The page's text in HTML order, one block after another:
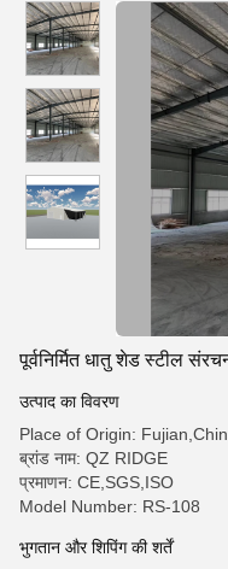
पूर्वनिर्मित धातु शेड स्टील
उत्पाद का विवरण
Place of Origin:
ब्रांड नाम: QZ RIDGE
प्रमाणन: CE,SGS,ISO
Model Number: RS-108
भुगतान और शिपिंग की शर्तें